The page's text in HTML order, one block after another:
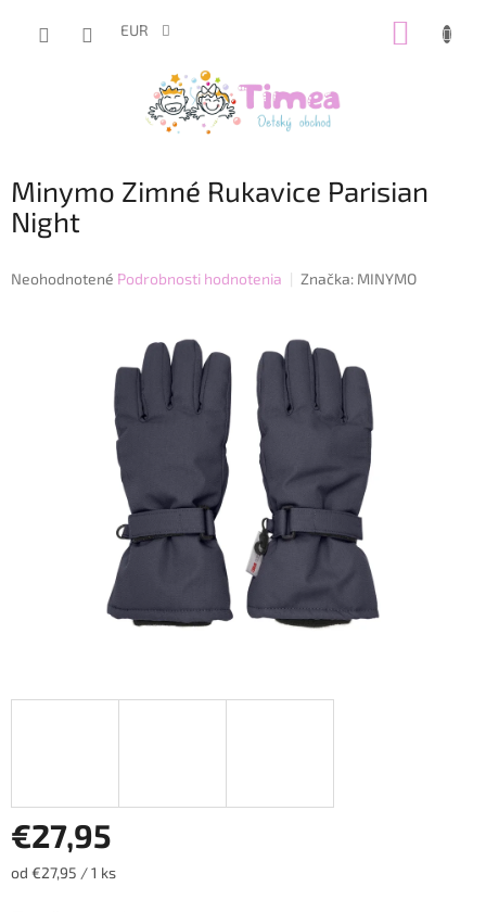
EUR
Minymo Zimné Rukavice Parisian
Night
Priemerné
Neohodnotené Podrobnosti hodnotenia Značka: MINYMO
€27,95
Jednotková
od €27,95 / 1 ks